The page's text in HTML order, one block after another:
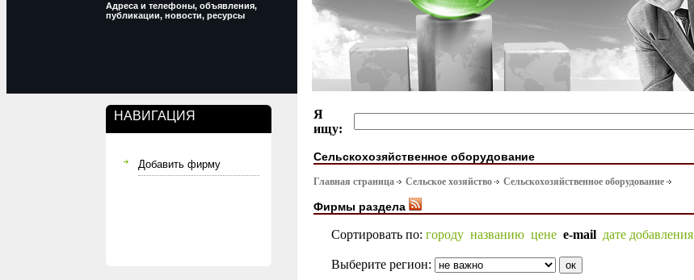
Адреса и телефоны, объявления,
публикации, новости, ресурсы
НАВИГАЦИЯ
Добавить фирму
Я
ищу:
Сельскохозяйственное оборудование
Главная страница Сельское хозяйство Сельскохозяйственное оборудование
Фирмы раздела
Сортировать по: городу названию цене e-mail дате добавления
Выберите регион: